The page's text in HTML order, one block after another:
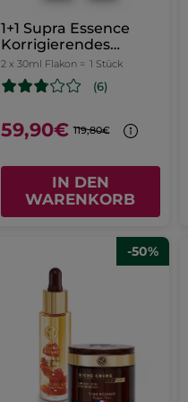
1+1 Supra Essence
Korrigierendes
Serum 30ml
2 x 30ml Flakon = 1 Stück
(6)
59,90€ 119,80€
IN DEN
WARENKORB
-50%